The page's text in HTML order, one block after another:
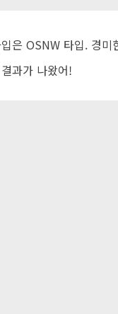
은 OSNW 타입. 경
과가 나왔어!